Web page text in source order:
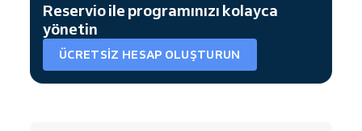
Reservio ile programınızı kolayca
yönetin
ÜCRETSIZ HESAP OLUŞTURUN